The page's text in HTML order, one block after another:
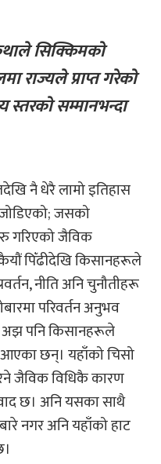
राज्यले प्राप्त गरेको
स्तरको सम्मानभन्दा
नै धेरै लामो इतिहास
जसको
गरिएको जैविक
पिँढीदेखि किसानहरूले
नीति अनि चुनौतीहरू
परिवर्तन अनुभव
अझ पनि किसानहरूले
छन्। यहाँको चिसो
जैविक विधिकै कारण
छ। अनि यसका साथै
नगर अनि यहाँको हाट